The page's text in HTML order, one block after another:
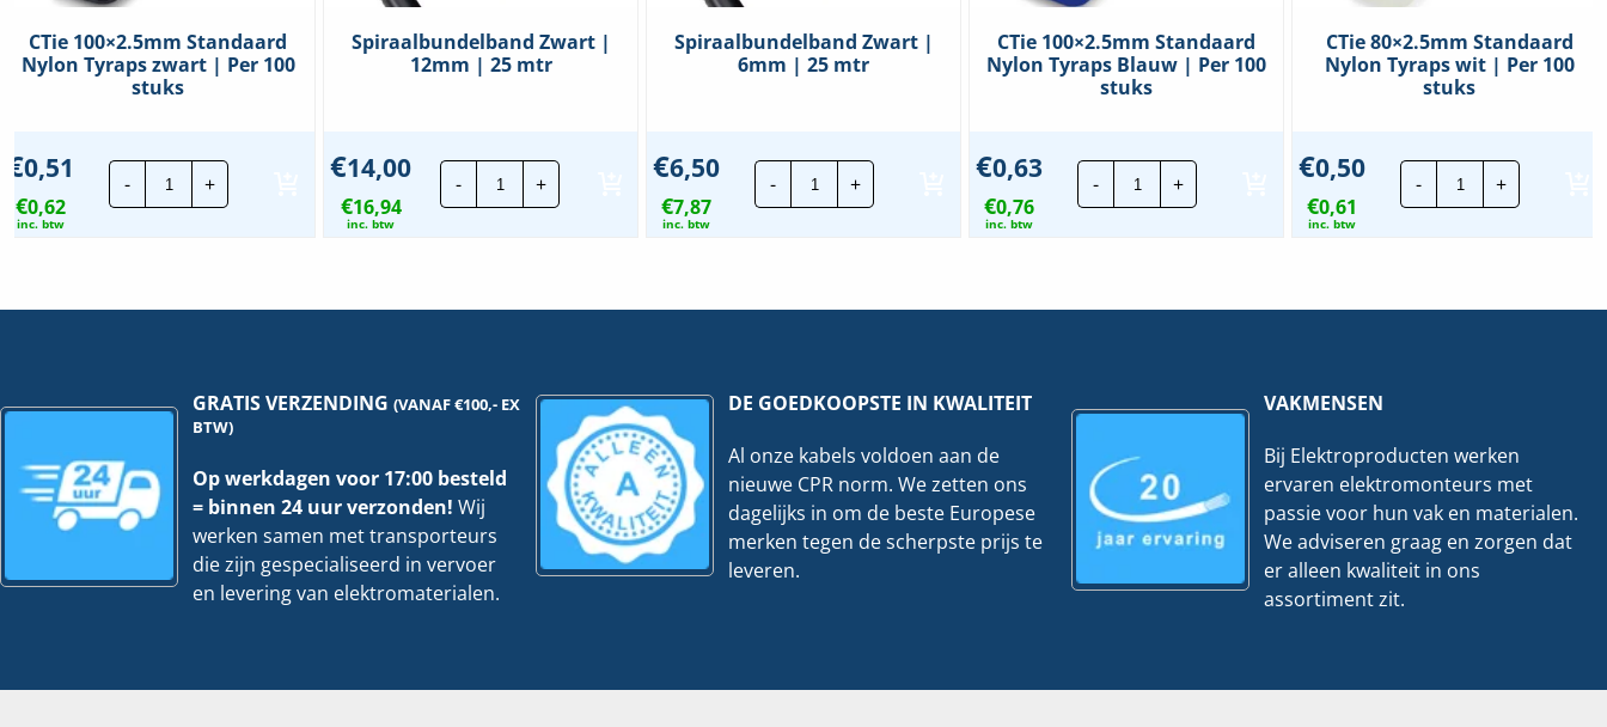
CTie 100×2.5mm Standaard
Nylon Tyraps zwart | Per 100
stuks
€0,51
€0,62
inc. btw
-
CTie
100x2.5mm
Standaard
+
Spiraalbundelband Zwart |
12mm | 25 mtr
€14,00
€16,94
inc. btw
-
Spiraalbundelband
Zwart
|
+
Spiraalbundelband Zwart |
6mm | 25 mtr
€6,50
€7,87
inc. btw
-
Spiraalbundelband
Zwart
|
+
CTie 100×2.5mm Standaard
Nylon Tyraps Blauw | Per 100
stuks
€0,63
€0,76
inc. btw
-
CTie
100x2.5mm
Standaard
+
CTie 80×2.5mm Standaard
Nylon Tyraps wit | Per 100
stuks
€0,50
€0,61
inc. btw
-
CTie
80x2.5mm
Standaard
+
GRATIS VERZENDING(VANAF €100,- EX
BTW)
Op werkdagen voor 17:00 besteld
= binnen 24 uur verzonden! Wij
werken samen met transporteurs
die zijn gespecialiseerd in vervoer
en levering van elektromaterialen.
DE GOEDKOOPSTE IN KWALITEIT
Al onze kabels voldoen aan de
nieuwe CPR norm. We zetten ons
dagelijks in om de beste Europese
merken tegen de scherpste prijs te
leveren.
VAKMENSEN
Bij Elektroproducten werken
ervaren elektromonteurs met
passie voor hun vak en materialen.
We adviseren graag en zorgen dat
er alleen kwaliteit in ons
assortiment zit.